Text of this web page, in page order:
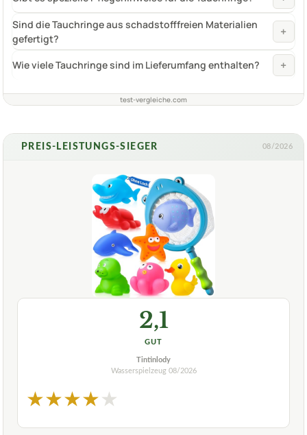
Sind die Tauchringe aus schadstofffreien Materialien
gefertigt?
+
Wie viele Tauchringe sind im Lieferumfang enthalten? +
test-vergleiche.com
PREIS-LEISTUNGS-SIEGER 08/2026
2,1
GUT
Tintinlody
Wasserspielzeug 08/2026
★★★★★